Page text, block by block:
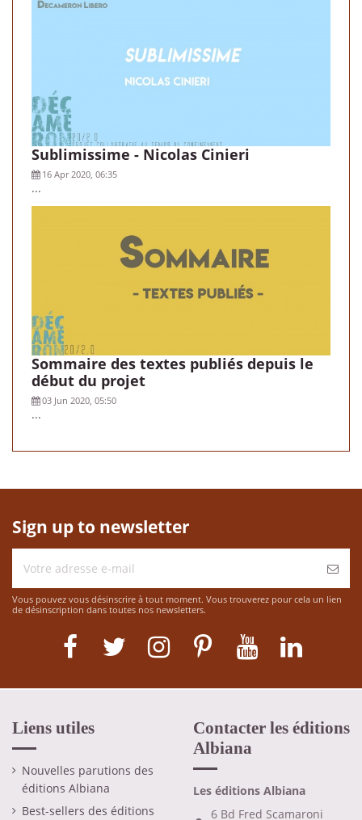
Sublimissime - Nicolas Cinieri
16 Apr 2020, 06:35
...
Sommaire des textes publiés depuis le
début du projet
03 Jun 2020, 05:50
...
Sign up to newsletter
Vous pouvez vous désinscrire à tout moment. Vous trouverez pour cela un lien
de désinscription dans toutes nos newsletters.
Liens utiles
Nouvelles parutions des
éditions Albiana
Best-sellers des éditions
Contacter les éditions
Albiana
Les éditions Albiana
6 Bd Fred Scamaroni